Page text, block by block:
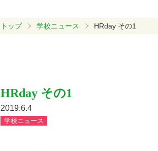
トップ 学校ニュース HRday その1
HRday その1
2019.6.4
学校ニュース